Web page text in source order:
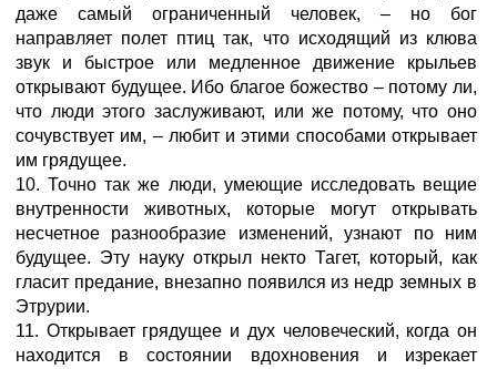
даже самый ограниченный человек, – но бог
направляет полет птиц так, что исходящий из клюва
звук и быстрое или медленное движение крыльев
открывают будущее. Ибо благое божество – потому ли,
что люди этого заслуживают, или же потому, что оно
сочувствует им, – любит и этими способами открывает
им грядущее.
10. Точно так же люди, умеющие исследовать вещие
внутренности животных, которые могут открывать
несчетное разнообразие изменений, узнают по ним
будущее. Эту науку открыл некто Тагет, который, как
гласит предание, внезапно появился из недр земных в
Этрурии.
11. Открывает грядущее и дух человеческий, когда он
находится в состоянии вдохновения и изрекает